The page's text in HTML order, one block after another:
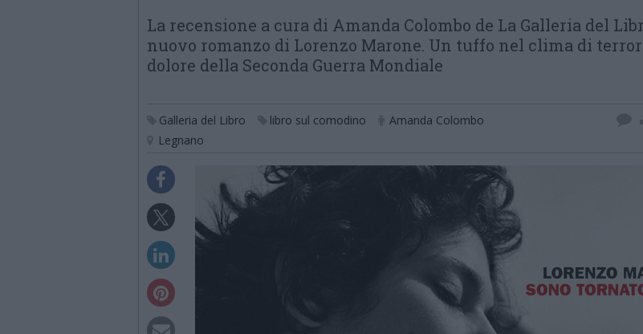
La recensione a cura di Amanda Colombo de La Galleria del
nuovo romanzo di Lorenzo Marone. Un tuffo nel clima di
dolore della Seconda Guerra Mondiale
Galleria del Libro libro sul comodino
Amanda Colombo
Legnano